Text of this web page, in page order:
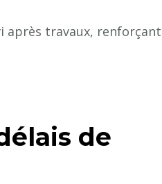
après travaux, renforçant
de